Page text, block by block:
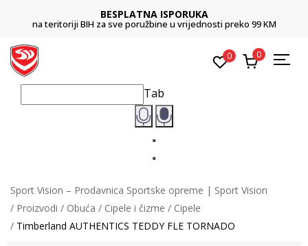
BESPLATNA ISPORUKA
na teritoriji BIH za sve poružbine u vrijednosti preko 99 KM
0 0
Tab
Sport Vision – Prodavnica Sportske opreme | Sport Vision
Proizvodi
Obuća Cipele i čizme
Cipele
Timberland AUTHENTICS TEDDY FLE TORNADO